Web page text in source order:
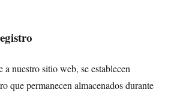
a nuestro sitio web, se establecen
que permanecen almacenados durante